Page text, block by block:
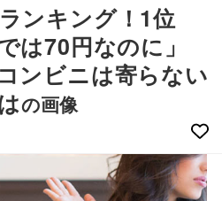
ンキング！1位
は70円なのに」
ンビニは寄らない
の画像